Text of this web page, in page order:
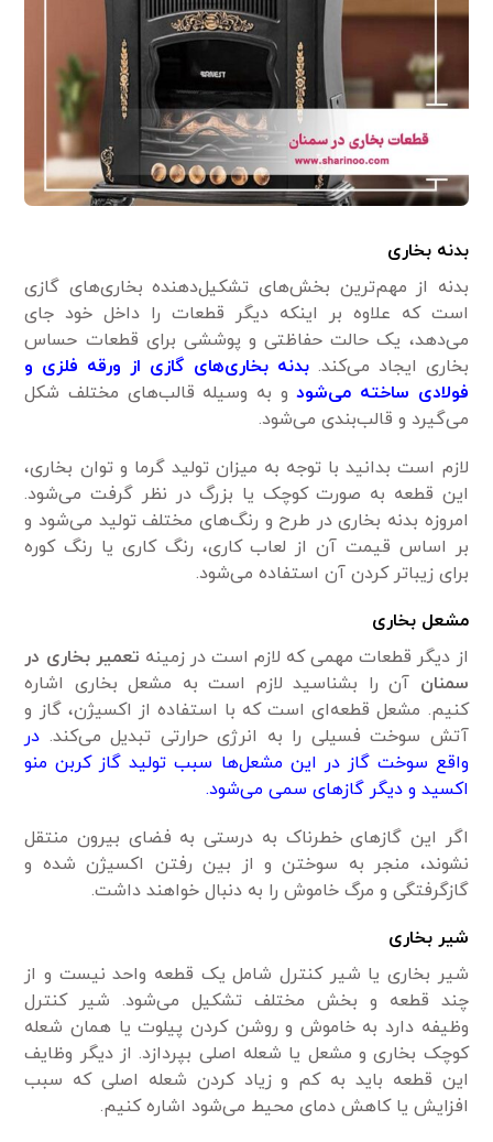
بدنه بخاری
بدنه از مهم‌ترین بخش‌های تشکیل‌دهنده بخاری‌های گازی
است که علاوه بر اینکه دیگر قطعات را داخل خود جای
می‌دهد، یک حالت حفاظتی و پوششی برای قطعات حساس
بخاری ایجاد می‌کند.بدنه بخاری‌های گازی از ورقه فلزی و
فولادی ساخته می‌شودو به وسیله قالب‌های مختلف شکل
می‌گیرد و قالب‌بندی می‌شود.
لازم است بدانید با توجه به میزان تولید گرما و توان بخاری،
این قطعه به صورت کوچک‌ یا بزرگ‌ در نظر گرفت می‌شود.
امروزه بدنه بخاری در طرح و رنگ‌های مختلف تولید می‌شود و
بر اساس قیمت آن از لعاب کاری، رنگ کاری یا رنگ کوره
برای زیباتر کردن آن استفاده می‌شود.
مشعل بخاری
از دیگر قطعات مهمی‌ که لازم است در زمینه تعمیر بخاری در
سمنان آن را بشناسید لازم است به مشعل بخاری اشاره
کنیم. مشعل قطعه‌ای است که با استفاده از اکسیژن، گاز و
آتش سوخت فسیلی را به انرژی حرارتی تبدیل می‌کند. در
واقع سوخت گاز در این مشعل‌ها سبب تولید گاز کربن منو
اکسید و دیگر گاز‌های سمی‌ می‌شود.
اگر این گاز‌های خطرناک به درستی به فضای بیرون منتقل
نشوند، منجر به سوختن و از بین رفتن اکسیژن شده و
گازگرفتگی و مرگ خاموش را به دنبال خواهند داشت.
شیر بخاری
شیر بخاری یا شیر کنترل شامل یک قطعه واحد نیست و از
چند قطعه و بخش مختلف تشکیل می‌شود. شیر کنترل
وظیفه دارد به خاموش و روشن کردن پیلوت یا همان شعله
کوچک بخاری و مشعل یا شعله اصلی بپردازد. از دیگر وظایف
این قطعه باید به کم و زیاد کردن شعله اصلی که سبب
افزایش یا کاهش دمای محیط می‌شود اشاره کنیم.